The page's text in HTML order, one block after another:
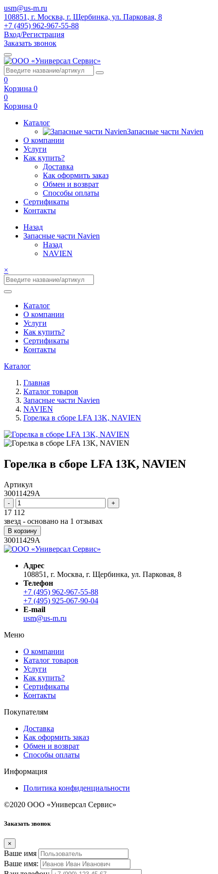
usm@us-m.ru
108851, г. Москва, г. Щербинка, ул. Парковая, 8
+7 (495) 962-967-55-88
Вход/Регистрация
Заказать звонок
0
Корзина 0
0
Корзина 0
Каталог
Запасные части Navien
О компании
Услуги
Как купить?
Доставка
Как оформить заказ
Обмен и возврат
Способы оплаты
Сертификаты
Контакты
Назад
Запасные части Navien
Назад
NAVIEN
×
Каталог
О компании
Услуги
Как купить?
Сертификаты
Контакты
Каталог
Главная
Каталог товаров
Запасные части Navien
NAVIEN
Горелка в сборе LFA 13K, NAVIEN
Горелка в сборе LFA 13K, NAVIEN
Артикул
30011429A
- +
17 112
звезд - основано на 1 отзывах
В корзину
30011429A
Адрес
108851, г. Москва, г. Щербинка, ул. Парковая, 8
Телефон
+7 (495) 962-967-55-88
+7 (495) 925-067-90-04
E-mail
usm@us-m.ru
Меню
О компании
Каталог товаров
Услуги
Как купить?
Сертификаты
Контакты
Покупателям
Доставка
Как оформить заказ
Обмен и возврат
Способы оплаты
Информация
Политика конфиденциальности
©2020 ООО «Универсал Сервис»
Заказать звонок
×
Ваше имя
Ваше имя: